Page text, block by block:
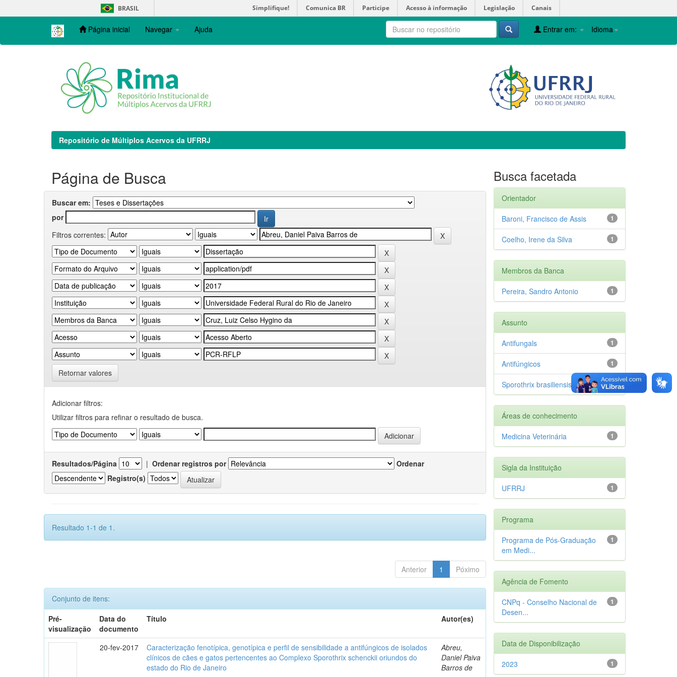
navigation
BRASIL Simplifique! Comunica BR Participe Acesso à informação Legislação Canais
Página inicial Navegar Ajuda Idioma
Entrar em:
Repositório de Múltiplos Acervos da UFRRJ
Página de Busca
Buscar em:
por
Filtros correntes:
Retornar valores
Adicionar filtros:
Utilizar filtros para refinar o resultado de busca.
Resultados/Página | Ordenar registros por
Ordenar
Registro(s)
Resultado 1-1 de 1.
Anterior 1 Póximo
Conjunto de itens:
Pré-
visualização
Data do
documento
Título Autor(es)
20-fev-2017
Caracterização fenotípica, genotípica e perfil de sensibilidade a antifúngicos de isolados
clínicos de cães e gatos pertencentes ao Complexo Sporothrix schenckii oriundos do
estado do Rio de Janeiro
Abreu,
Daniel Paiva
Barros de
Busca facetada
Orientador
1
Baroni, Francisco de Assis
1
Coelho, Irene da Silva
Membros da Banca
1
Pereira, Sandro Antonio
Assunto
1
Antifungals
1
Antifúngicos
1
Sporothrix brasiliensis
Áreas de conhecimento
1
Medicina Veterinária
Sigla da Instituição
1
UFRRJ
Programa
1
Programa de Pós-Graduação
em Medi...
Agência de Fomento
1
CNPq - Conselho Nacional de
Desen...
Data de Disponibilização
1
2023